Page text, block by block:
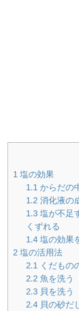
1 塩の効果
1.1からだの
1.2消化液の
1.3塩が不足
くずれる
1.4塩の効果
2 塩の活用法
2.1くだもの
2.2魚を洗う
2.3貝を洗う
2.4貝の砂だ